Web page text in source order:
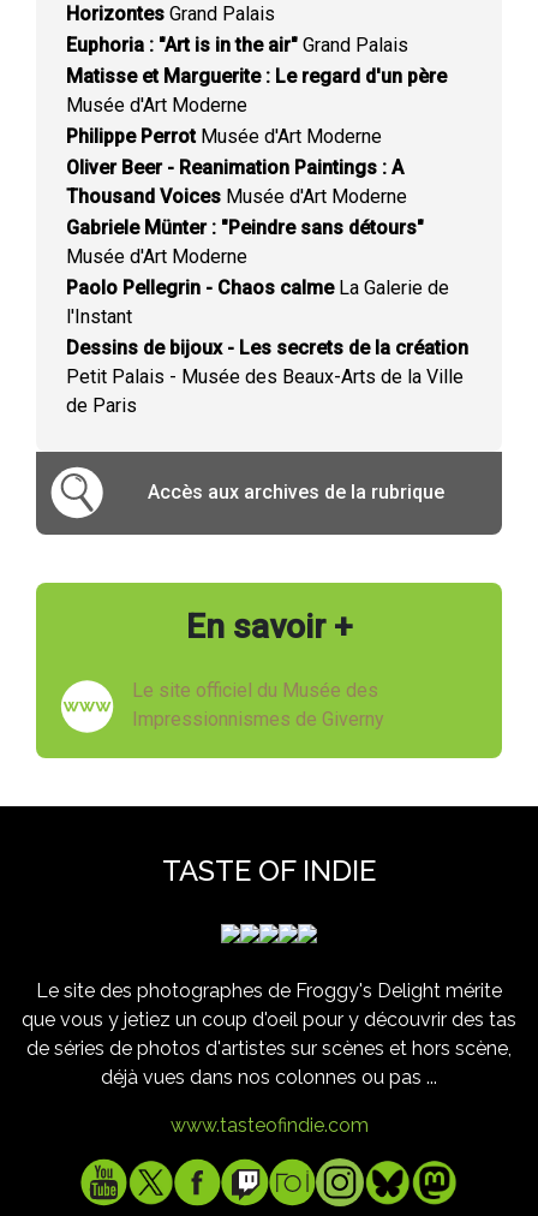
Horizontes Grand Palais
Euphoria : "Art is in the air" Grand Palais
Matisse et Marguerite : Le regard d'un père
Musée d'Art Moderne
Philippe PerrotMusée d'Art Moderne
Oliver Beer - Reanimation Paintings : A
Thousand Voices Musée d'Art Moderne
Gabriele Münter : "Peindre sans détours"
Musée d'Art Moderne
Paolo Pellegrin - Chaos calmeLa Galerie de
l'Instant
Dessins de bijoux - Les secrets de la création
Petit Palais - Musée des Beaux-Arts de la Ville
de Paris
Accès aux archives de la rubrique
En savoir +
Le site officiel du Musée des
Impressionnismes de Giverny
TASTE OF INDIE
Le site des photographes de Froggy's Delight mérite
que vous y jetiez un coup d'oeil pour y découvrir des tas
de séries de photos d'artistes sur scènes et hors scène,
déjà vues dans nos colonnes ou pas ...
www.tasteofindie.com